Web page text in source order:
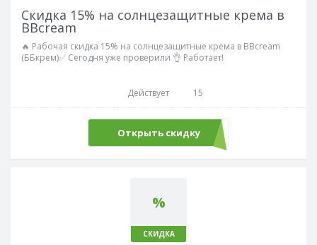
Скидка 15% на солнцезащитные крема в
BBcream
🔥 Рабочая скидка 15% на солнцезащитные крема в BBcream
(ББкрем)✅ Сегодня уже проверили 👌 Работает!
Действует 15
Открыть скидку
%
СКИДКА